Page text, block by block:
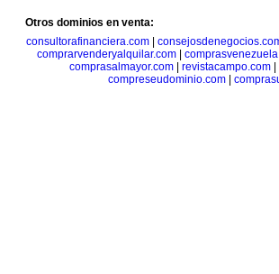
Otros dominios en venta:
consultorafinanciera.com|
comprarvenderyalquilar.com|
comprasalmayor.com| revistacampo.com|
compreseudominio.com|